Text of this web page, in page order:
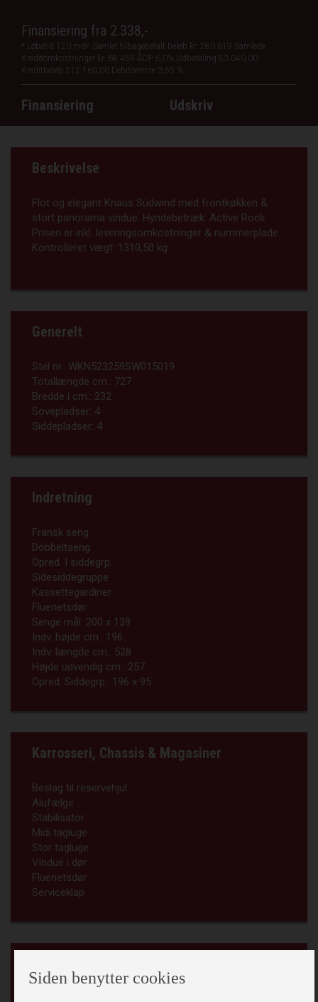
Finansiering fra 2.338,-
* Løbetid 120 mdr. Samlet tilbagebetalt beløb kr. 280.619 Samlede
Kreditomkostninger kr. 68.459 ÅOP 6,0% Udbetaling 53.040,00
Kreditbeløb 212.160,00 Debitorrente 3,55 %
Finansiering Udskriv
Beskrivelse
Flot og elegant Knaus Südwind med frontkøkken &
stort panorama vindue. Hyndebetræk: Active Rock.
Prisen er inkl. leveringsomkostninger & nummerplade.
Kontrolleret vægt: 1310,50 kg.
Generelt
Stel nr.: WKN523259SW015019
Totallængde cm.: 727
Bredde i cm.: 232
Sovepladser: 4
Siddepladser: 4
Indretning
Fransk seng
Dobbeltseng
Opred. I siddegrp.
Sidesiddegruppe
Kassettegardiner
Fluenetsdør
Senge mål: 200 x 139
Indv. højde cm.: 196
Indv. længde cm.: 528
Højde udvendig cm.: 257
Opred. Siddegrp.: 196 x 95
Karrosseri, Chassis & Magasiner
Beslag til reservehjul
Alufælge
Stabilisator
Midi tagluge
Stor tagluge
Vindue i dør
Fluenetsdør
Serviceklap
Siden benytter cookies